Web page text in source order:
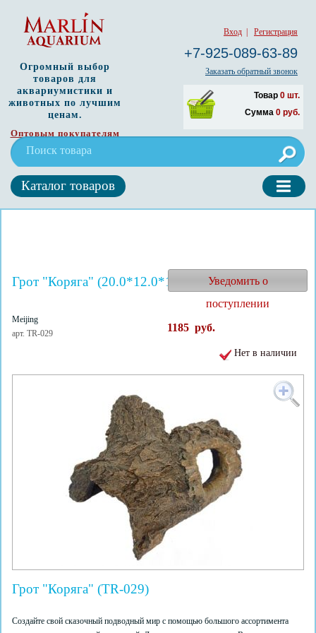
Вход Регистрация
+7-925-089-63-89
Заказать обратный звонок
Товар 0 шт.
Сумма 0 руб.
Огромный выбор
товаров для
аквариумистики и
животных по лучшим
ценам.
Оптовым покупателям
Каталог товаров
Грот "Коряга" (20.0*12.0*10.0) (TR-029)
Meijing
арт. TR-029
Уведомить о
поступлении
1185 руб.
Нет в наличии
Грот "Коряга" (TR-029)
Создайте свой сказочный подводный мир с помощью большого ассортимента